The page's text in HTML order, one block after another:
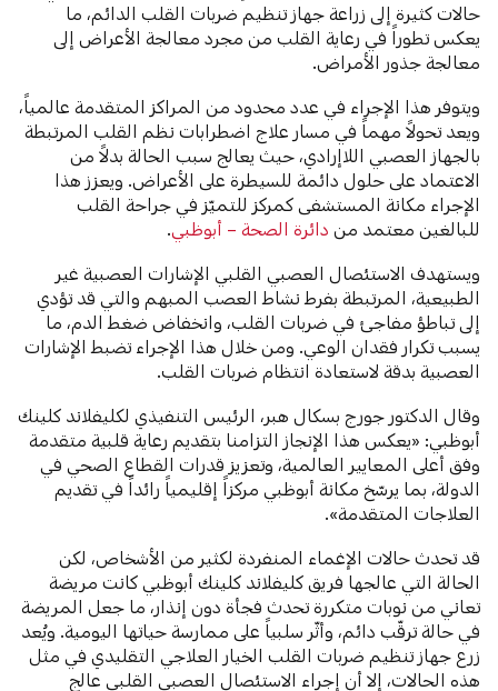
حالات كثيرة إلى زراعة جهاز تنظيم ضربات القلب الدائم، ما
يعكس تطوراً في رعاية القلب من مجرد معالجة الأعراض إلى
معالجة جذور الأمراض.
ويتوفر هذا الإجراء في عدد محدود من المراكز المتقدمة عالمياً،
ويعد تحولاً مهماً في مسار علاج اضطرابات نظم القلب المرتبطة
بالجهاز العصبي اللاإرادي، حيث يعالج سبب الحالة بدلاً من
الاعتماد على حلول دائمة للسيطرة على الأعراض. ويعزز هذا
الإجراء مكانة المستشفى كمركز للتميّز في جراحة القلب
للبالغين معتمد مندائرة الصحة – أبوظبي .
ويستهدف الاستئصال العصبي القلبي الإشارات العصبية غير
الطبيعية، المرتبطة بفرط نشاط العصب المبهم والتي قد تؤدي
إلى تباطؤ مفاجئ في ضربات القلب، وانخفاض ضغط الدم، ما
يسبب تكرار فقدان الوعي. ومن خلال هذا الإجراء تضبط الإشارات
العصبية بدقة لاستعادة انتظام ضربات القلب.
وقال الدكتور جورج بسكال هبر، الرئيس التنفيذي لكليفلاند كلينك
أبوظبي: «يعكس هذا الإنجاز التزامنا بتقديم رعاية قلبية متقدمة
وفق أعلى المعايير العالمية، وتعزيز قدرات القطاع الصحي في
الدولة، بما يرسّخ مكانة أبوظبي مركزاً إقليمياً رائداً في تقديم
العلاجات المتقدمة».
قد تحدث حالات الإغماء المنفردة لكثير من الأشخاص، لكن
الحالة التي عالجها فريق كليفلاند كلينك أبوظبي كانت مريضة
تعاني من نوبات متكررة تحدث فجأة دون إنذار، ما جعل المريضة
في حالة ترقّب دائم، وأثّر سلبياً على ممارسة حياتها اليومية. ويُعد
زرع جهاز تنظيم ضربات القلب الخيار العلاجي التقليدي في مثل
هذه الحالات، إلا أن إجراء الاستئصال العصبي القلبي عالج